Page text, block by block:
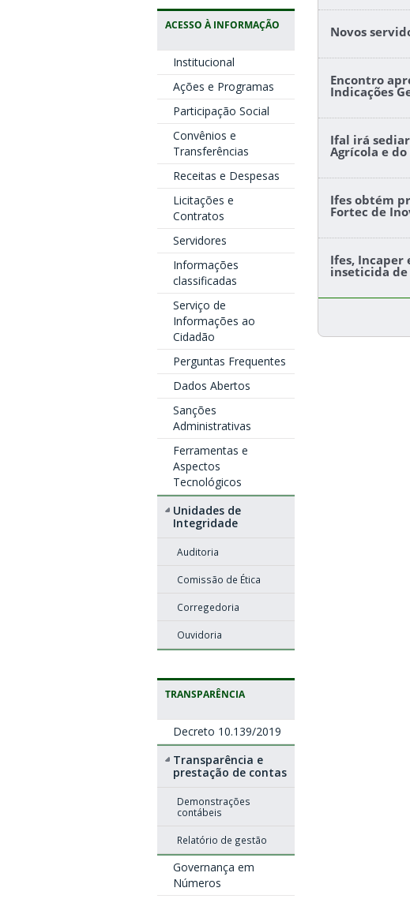
ACESSO À INFORMAÇÃO
Institucional
Ações e Programas
Participação Social
Convênios e
Transferências
Receitas e Despesas
Licitações e
Contratos
Servidores
Informações
classificadas
Serviço de
Informações ao
Cidadão
Perguntas Frequentes
Dados Abertos
Sanções
Administrativas
Ferramentas e
Aspectos
Tecnológicos
Unidades de
Integridade
Auditoria
Comissão de Ética
Corregedoria
Ouvidoria
TRANSPARÊNCIA
Decreto 10.139/2019
Transparência e
prestação de contas
Demonstrações
contábeis
Relatório de gestão
Governança em
Números
Novos
Encontro
Indicações
Ifal irá
Agrícola e do
Ifes obtém
Fortec de
Ifes, Incaper
inseticida